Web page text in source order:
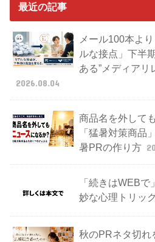
最近の記事
メール100本よ
ルな接点」下半
ある”メディア
2026.08.04
商品名を外して
「猛暑対策商品
暑PRの作り方
「続きはWEB
妙な心理トリック
秋のPRネタ切れ